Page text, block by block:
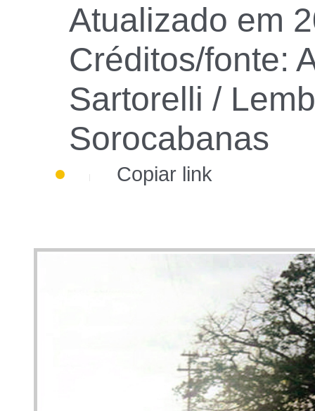
Atualizado em
Créditos/fonte:
Sartorelli /
Sorocabanas
Copiar link